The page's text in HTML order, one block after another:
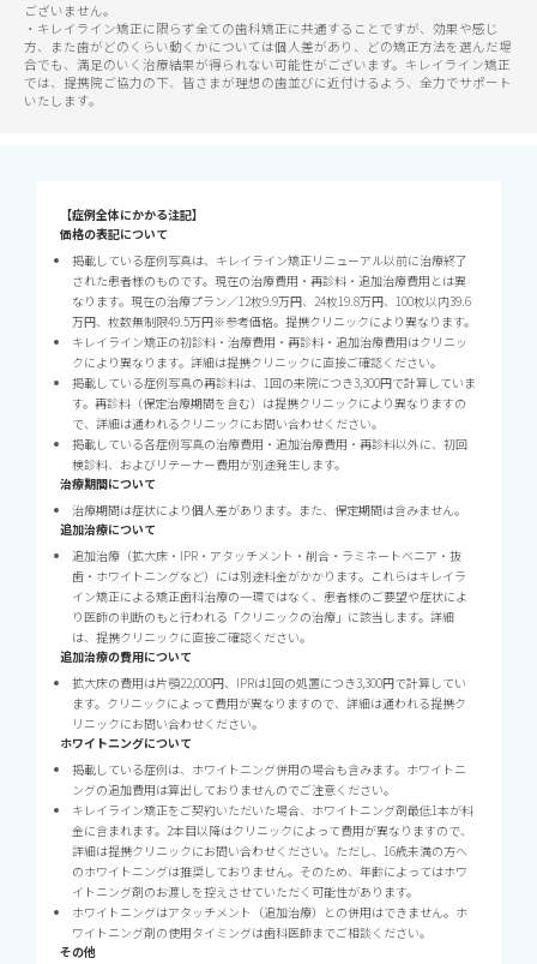
ございません。
・キレイライン矯正に限らず全ての歯科矯正に共通することですが、効果や感じ
方、また歯がどのくらい動くかについては個人差があり、どの矯正方法を選んだ場
合でも、満足のいく治療結果が得られない可能性がございます。キレイライン矯正
では、提携院ご協力の下、皆さまが理想の歯並びに近付けるよう、全力でサポート
いたします。
【症例全体にかかる注記】
価格の表記について
掲載している症例写真は、キレイライン矯正リニューアル以前に治療終了
された患者様のものです。現在の治療費用・再診料・追加治療費用とは異
なります。現在の治療プラン／12枚9.9万円、24枚19.8万円、100枚以内39.6
万円、枚数無制限49.5万円※参考価格。提携クリニックにより異なります。
キレイライン矯正の初診料・治療費用・再診料・追加治療費用はクリニッ
クにより異なります。詳細は提携クリニックに直接ご確認ください。
掲載している症例写真の再診料は、1回の来院につき3,300円で計算していま
す。再診料（保定治療期間を含む）は提携クリニックにより異なりますの
で、詳細は通われるクリニックにお問い合わせください。
掲載している各症例写真の治療費用・追加治療費用・再診料以外に、初回
検診料、およびリテーナー費用が別途発生します。
治療期間について
治療期間は症状により個人差があります。また、保定期間は含みません。
追加治療について
追加治療（拡大床・IPR・アタッチメント・削合・ラミネートベニア・抜
歯・ホワイトニングなど）には別途料金がかかります。これらはキレイラ
イン矯正による矯正歯科治療の一環ではなく、患者様のご要望や症状によ
り医師の判断のもと行われる「クリニックの治療」に該当します。詳細
は、提携クリニックに直接ご確認ください。
追加治療の費用について
拡大床の費用は片顎22,000円、IPRは1回の処置につき3,300円で計算してい
ます。クリニックによって費用が異なりますので、詳細は通われる提携ク
リニックにお問い合わせください。
ホワイトニングについて
掲載している症例は、ホワイトニング併用の場合も含みます。ホワイトニ
ングの追加費用は算出しておりませんのでご注意ください。
キレイライン矯正をご契約いただいた場合、ホワイトニング剤最低1本が料
金に含まれます。2本目以降はクリニックによって費用が異なりますので、
詳細は提携クリニックにお問い合わせください。ただし、16歳未満の方へ
のホワイトニングは推奨しておりません。そのため、年齢によってはホワ
イトニング剤のお渡しを控えさせていただく可能性があります。
ホワイトニングはアタッチメント（追加治療）との併用はできません。ホ
ワイトニング剤の使用タイミングは歯科医師までご相談ください。
その他